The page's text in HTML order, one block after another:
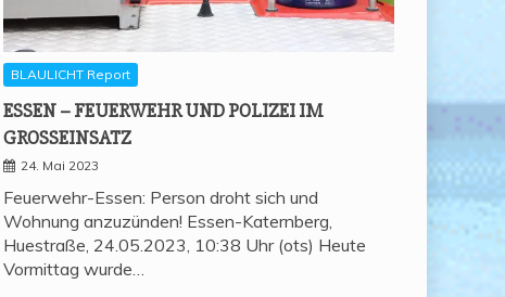
BLAULICHT Report
ESSEN – FEU­ER­WEHR UND POLI­ZEI IM
GROSSEINSATZ
24. Mai 2023
Feuerwehr-Essen: Person droht sich und
Wohnung anzuzünden! Essen-Katernberg,
Huestraße, 24.05.2023, 10:38 Uhr (ots) Heute
Vormittag wurde…